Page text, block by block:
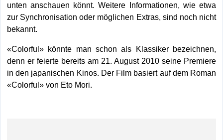
unten anschauen könnt. Weitere Informationen, wie etwa
zur Synchronisation oder möglichen Extras, sind noch nicht
bekannt.
«Colorful» könnte man schon als Klassiker bezeichnen,
denn er feierte bereits am 21. August 2010 seine Premiere
in den japanischen Kinos. Der Film basiert auf dem Roman
«Colorful» von Eto Mori.